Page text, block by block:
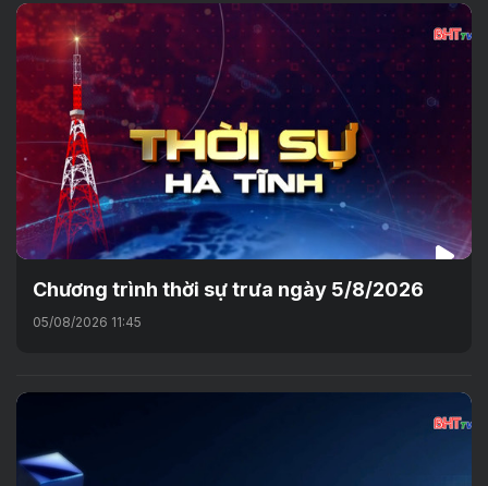
Chương trình thời sự trưa ngày 5/8/2026
05/08/2026 11:45